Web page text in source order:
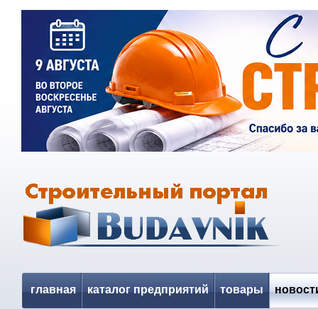
главная каталог предприятий товары